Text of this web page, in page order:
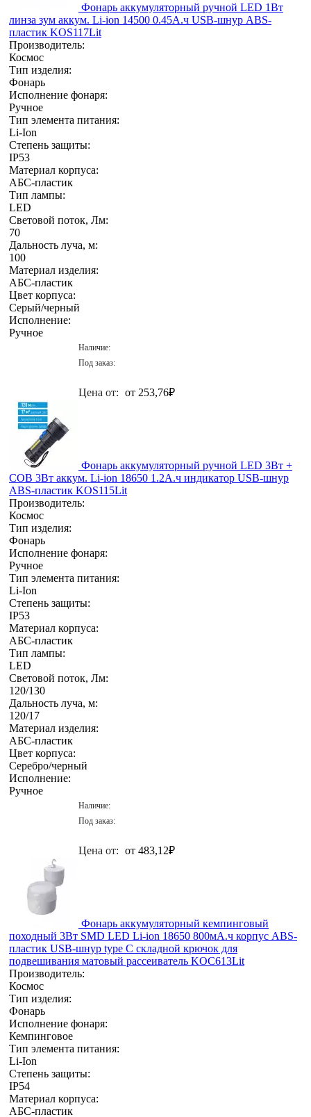
Фонарь аккумуляторный ручной LED 1Вт
линза зум аккум. Li-ion 14500 0.45А.ч USB-шнур ABS-
пластик KOS117Lit
Производитель:
Космос
Тип изделия:
Фонарь
Исполнение фонаря:
Ручное
Тип элемента питания:
Li-Ion
Степень защиты:
IP53
Материал корпуса:
АБС-пластик
Тип лампы:
LED
Световой поток, Лм:
70
Дальность луча, м:
100
Материал изделия:
АБС-пластик
Цвет корпуса:
Серый/черный
Исполнение:
Ручное
Наличие:
Под заказ:
Цена от: от 253,76₽
Фонарь аккумуляторный ручной LED 3Вт +
COB 3Вт аккум. Li-ion 18650 1.2А.ч индикатор USB-шнур
ABS-пластик KOS115Lit
Производитель:
Космос
Тип изделия:
Фонарь
Исполнение фонаря:
Ручное
Тип элемента питания:
Li-Ion
Степень защиты:
IP53
Материал корпуса:
АБС-пластик
Тип лампы:
LED
Световой поток, Лм:
120/130
Дальность луча, м:
120/17
Материал изделия:
АБС-пластик
Цвет корпуса:
Серебро/черный
Исполнение:
Ручное
Наличие:
Под заказ:
Цена от: от 483,12₽
Фонарь аккумуляторный кемпинговый
походный 3Вт SMD LED Li-ion 18650 800мА.ч корпус ABS-
пластик USB-шнур type C складной крючок для
подвешивания матовый рассеиватель KOC613Lit
Производитель:
Космос
Тип изделия:
Фонарь
Исполнение фонаря:
Кемпинговое
Тип элемента питания:
Li-Ion
Степень защиты:
IP54
Материал корпуса:
АБС-пластик